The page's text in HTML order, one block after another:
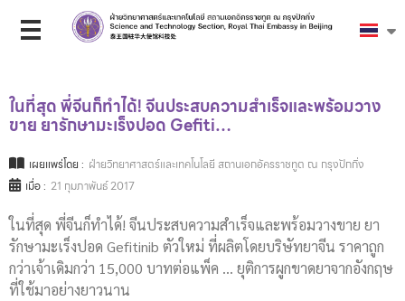
ในที่สุด พี่จีนก็ทำได้! จีนประสบความสำเร็จและพร้อมวาง
ขาย ยารักษามะเร็งปอด Gefiti…
เผยแพร่โดย : ฝ่ายวิทยาศาสตร์และเทคโนโลยี สถานเอกอัครราชทูต ณ กรุงปักกิ่ง
เมื่อ : 21 กุมภาพันธ์ 2017
ในที่สุด พี่จีนก็ทำได้! จีนประสบความสำเร็จและพร้อมวางขาย ยา
รักษามะเร็งปอด Gefitinib ตัวใหม่ ที่ผลิตโดยบริษัทยาจีน ราคาถูก
กว่าเจ้าเดิมกว่า 15,000 บาทต่อแพ็ค … ยุติการผูกขาดยาจากอังกฤษ
ที่ใช้มาอย่างยาวนาน